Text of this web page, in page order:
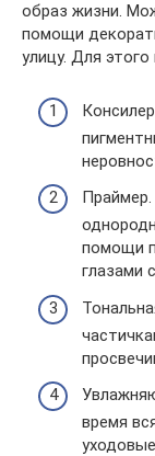
образ жизни.
помощи
улицу. Для
помощи
глазами
время